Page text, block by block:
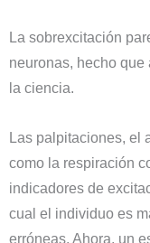
La sobrexcitación
neuronas, hecho
la ciencia.
Las palpitaciones, el
como la respiración
indicadores de
cual el individuo es
erróneas. Ahora, un